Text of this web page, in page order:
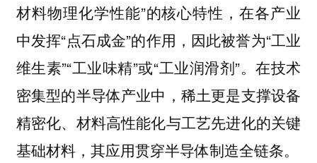
材料物理化学性能”的核心特性，在各产业
中发挥“点石成金”的作用，因此被誉为“工业
维生素”“工业味精”或“工业润滑剂”。在技术
密集型的半导体产业中，稀土更是支撑设备
精密化、材料高性能化与工艺先进化的关键
基础材料，其应用贯穿半导体制造全链条。